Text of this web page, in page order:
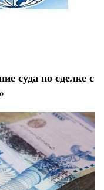
суда по сделке с